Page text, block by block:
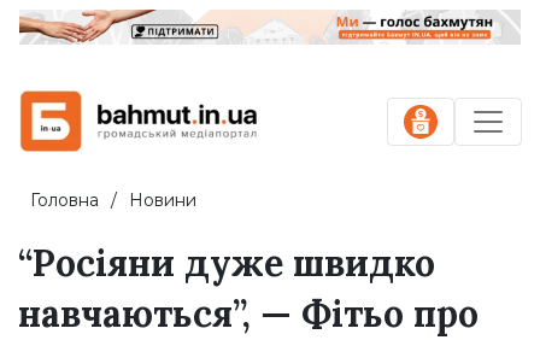
Головна Новини
“Росіяни дуже швидко
навчаються”, — Фітьо про